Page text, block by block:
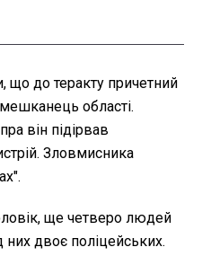
що до теракту причетний
області.
він підірвав
Зловмисника
ще четверо людей
двоє поліцейських.